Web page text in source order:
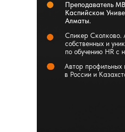
Спикер Сколково.
собственных и
по обучению HR с
Автор
в России и
Преподаватель
Каспийском
Алматы.